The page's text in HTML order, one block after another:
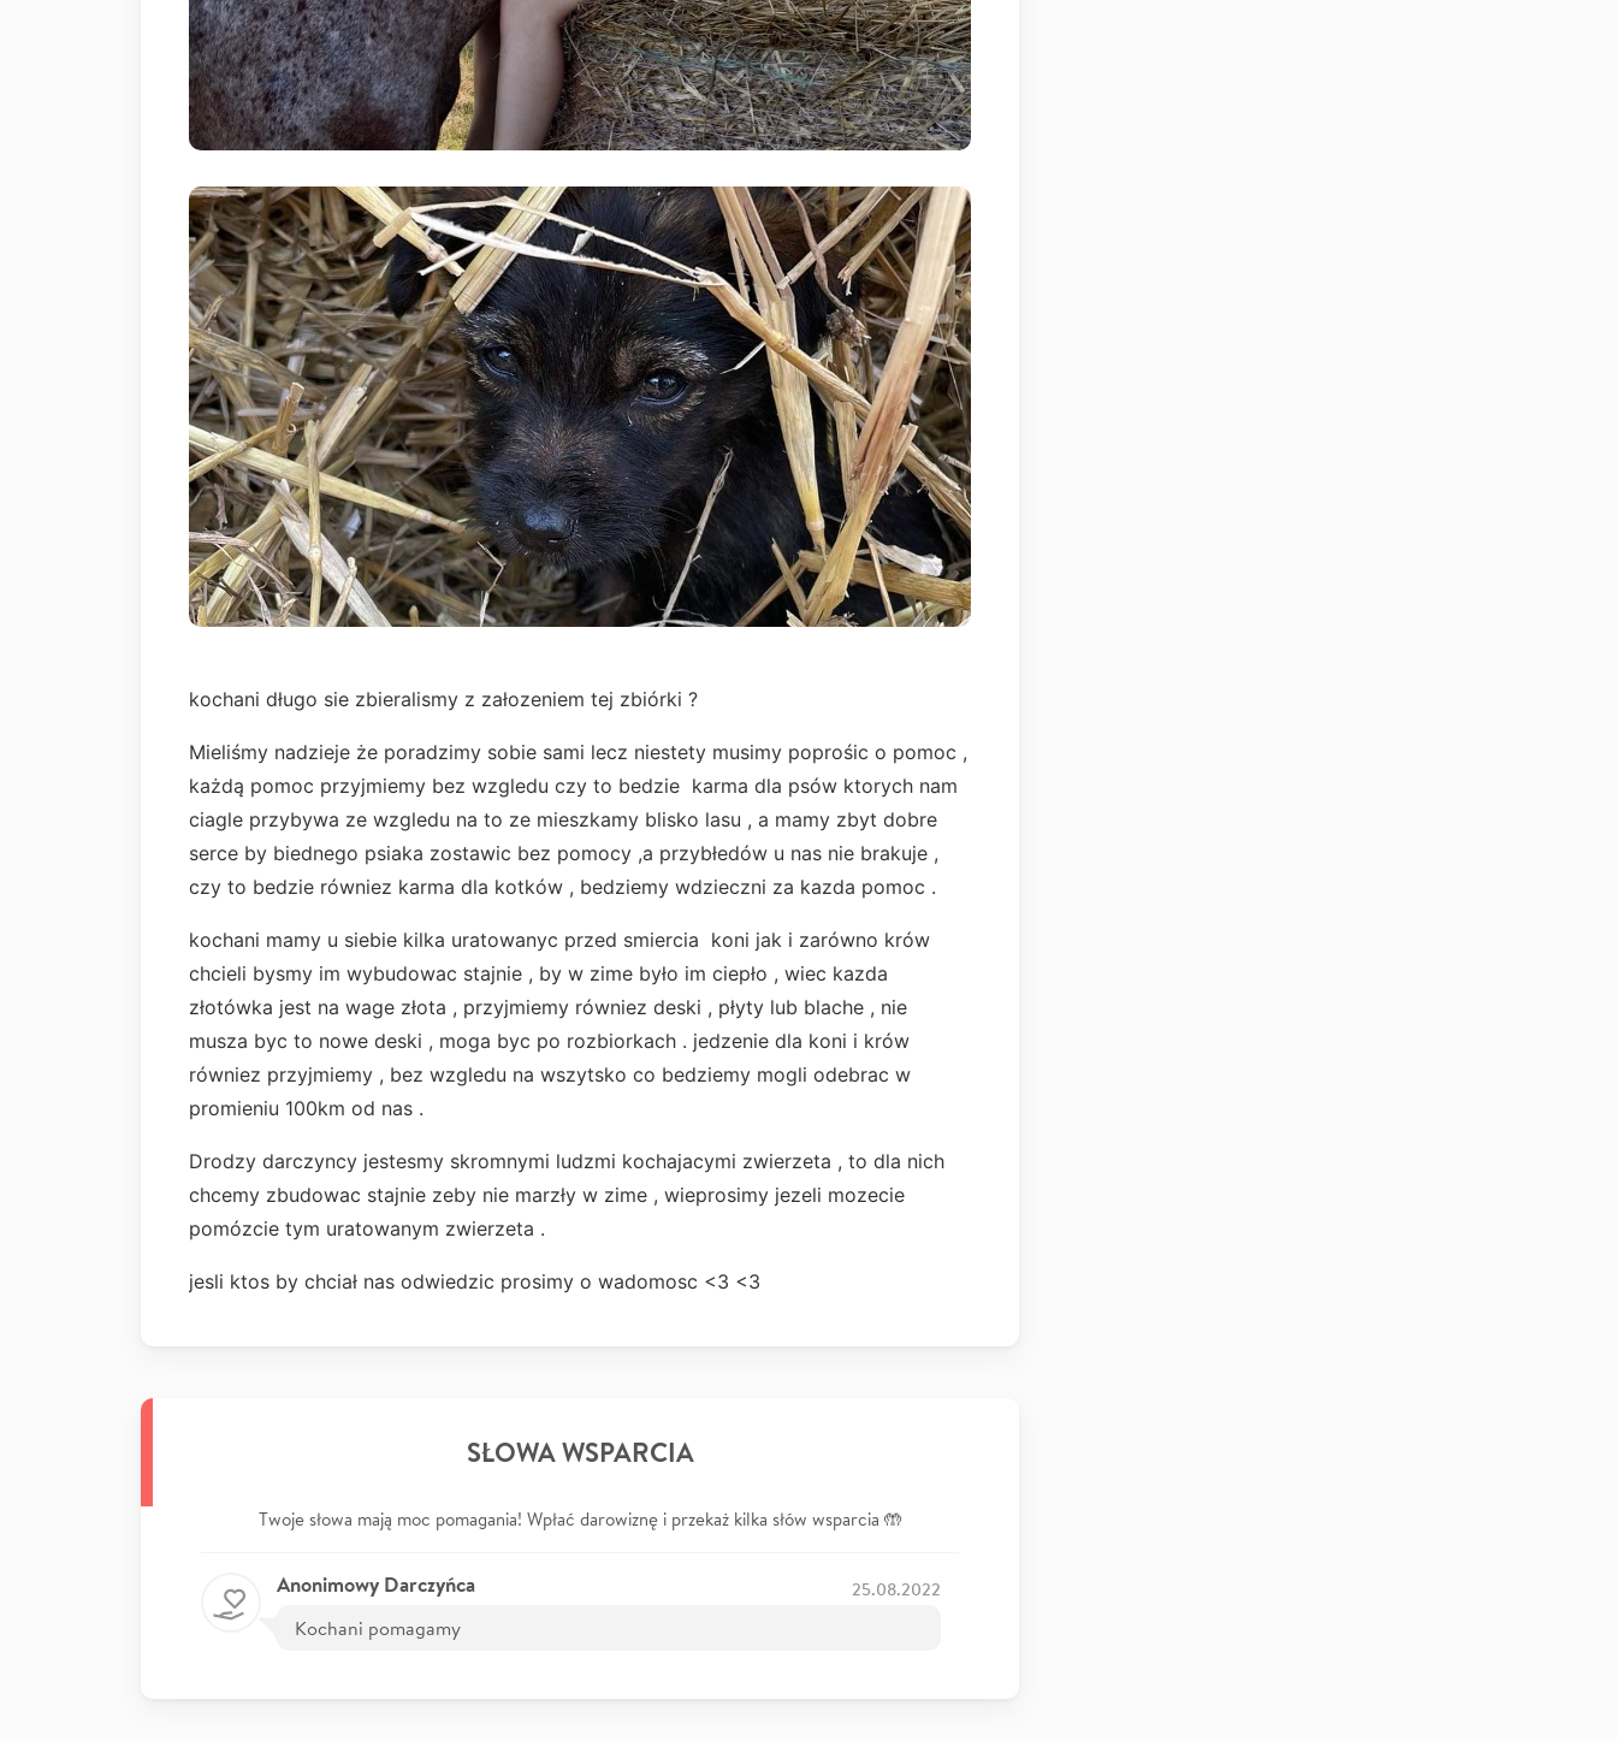
kochani długo sie zbieralismy z załozeniem tej zbiórki ?
Mieliśmy nadzieje że poradzimy sobie sami lecz niestety musimy poprośic o pomoc ,
każdą pomoc przyjmiemy bez wzgledu czy to bedzie karma dla psów ktorych nam
ciagle przybywa ze wzgledu na to ze mieszkamy blisko lasu , a mamy zbyt dobre
serce by biednego psiaka zostawic bez pomocy ,a przybłedów u nas nie brakuje ,
czy to bedzie równiez karma dla kotków , bedziemy wdzieczni za kazda pomoc .
kochani mamy u siebie kilka uratowanyc przed smiercia koni jak i zarówno krów
chcieli bysmy im wybudowac stajnie , by w zime było im ciepło , wiec kazda
złotówka jest na wage złota , przyjmiemy równiez deski , płyty lub blache , nie
musza byc to nowe deski , moga byc po rozbiorkach . jedzenie dla koni i krów
równiez przyjmiemy , bez wzgledu na wszytsko co bedziemy mogli odebrac w
promieniu 100km od nas .
Drodzy darczyncy jestesmy skromnymi ludzmi kochajacymi zwierzeta , to dla nich
chcemy zbudowac stajnie zeby nie marzły w zime , wieprosimy jezeli mozecie
pomózcie tym uratowanym zwierzeta .
jesli ktos by chciał nas odwiedzic prosimy o wadomosc <3 <3
SŁOWA WSPARCIA
Twoje słowa mają moc pomagania! Wpłać darowiznę i przekaż kilka słów wsparcia 🤲
Anonimowy Darczyńca 25.08.2022
Kochani pomagamy